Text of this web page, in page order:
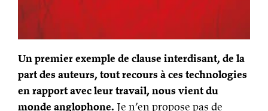
Un premier exemple de clause interdisant, de la
part des auteurs, tout recours à ces technologies
en rapport avec leur travail, nous vient du
monde anglophone. Je n’en propose pas de